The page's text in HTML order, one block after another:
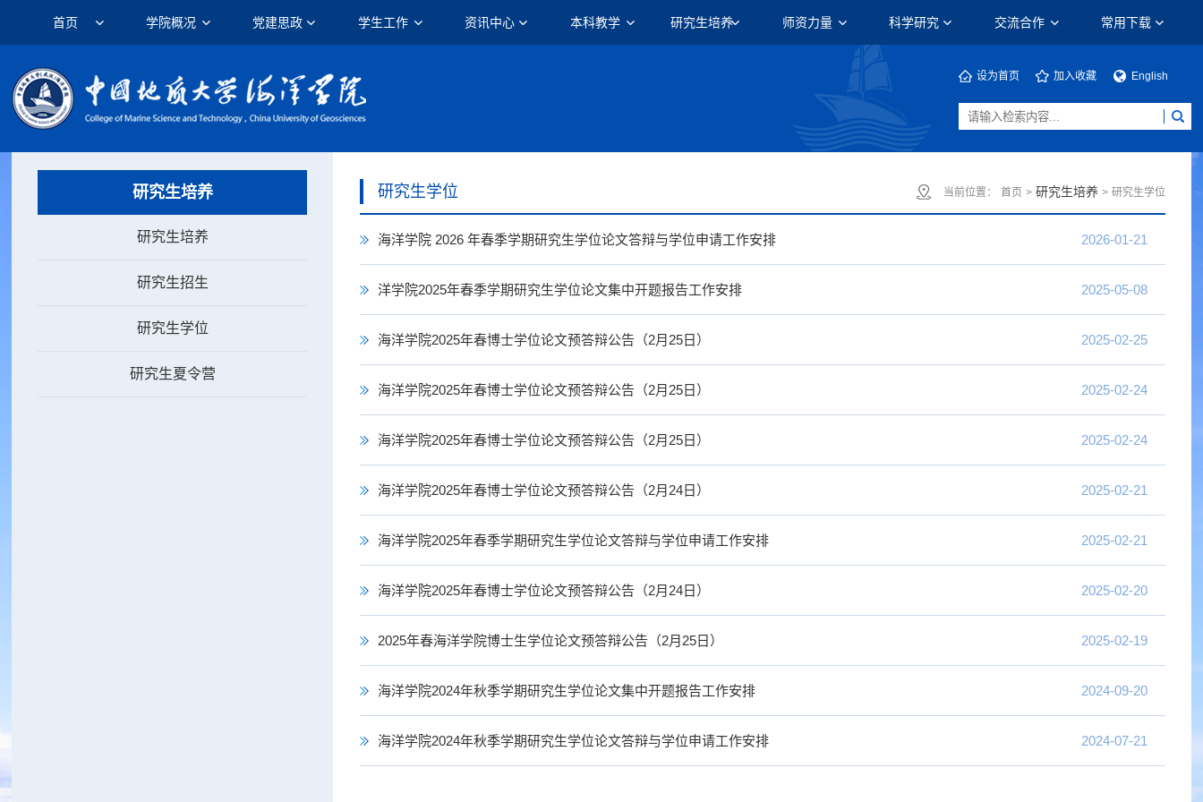
首页 学院概况 党建思政 学生工作 资讯中心 本科教学 研究生培养 师资力量 科学研究 交流合作 常用下载
设为首页 加入收藏 English
研究生培养
研究生培养
研究生招生
研究生学位
研究生夏令营
研究生学位 当前位置： 首页 >研究生培养 > 研究生学位
海洋学院 2026 年春季学期研究生学位论文答辩与学位申请工作安排 2026-01-21
洋学院2025年春季学期研究生学位论文集中开题报告工作安排 2025-05-08
海洋学院2025年春博士学位论文预答辩公告（2月25日） 2025-02-25
海洋学院2025年春博士学位论文预答辩公告（2月25日） 2025-02-24
海洋学院2025年春博士学位论文预答辩公告（2月25日） 2025-02-24
海洋学院2025年春博士学位论文预答辩公告（2月24日） 2025-02-21
海洋学院2025年春季学期研究生学位论文答辩与学位申请工作安排 2025-02-21
海洋学院2025年春博士学位论文预答辩公告（2月24日） 2025-02-20
2025年春海洋学院博士生学位论文预答辩公告（2月25日） 2025-02-19
海洋学院2024年秋季学期研究生学位论文集中开题报告工作安排 2024-09-20
海洋学院2024年秋季学期研究生学位论文答辩与学位申请工作安排 2024-07-21